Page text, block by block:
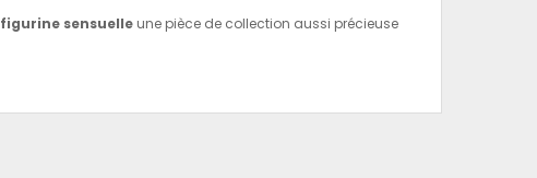
figurine sensuelleune pièce de collection aussi précieuse